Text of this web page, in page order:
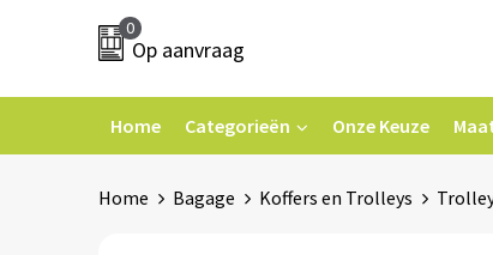
0
Op aanvraag
Home Categorieën Onze Keuze
Home Bagage Koffers en Trolleys